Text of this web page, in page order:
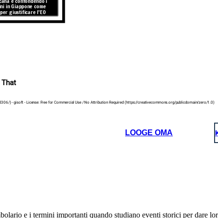
I campi erano chiamati "centri di riunione o di ricollocazione"
That
) - gisoft - License: Free for Commercial Use / No Attribution Required (https://creativecommons.org/publicdomain/zero/1.0)
in Giappone come
giustificare l'EO
LOOGE OMA
e i termini importanti quando studiano eventi storici per dare